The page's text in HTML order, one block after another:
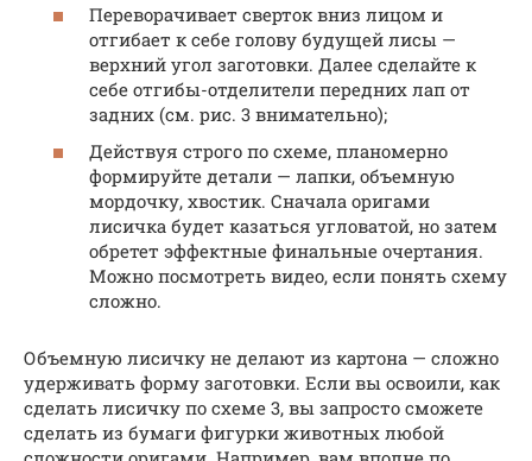
Переворачивает сверток вниз лицом и
отгибает к себе голову будущей лисы —
верхний угол заготовки. Далее сделайте к
себе отгибы-отделители передних лап от
задних (см. рис. 3 внимательно);
Действуя строго по схеме, планомерно
формируйте детали — лапки, объемную
мордочку, хвостик. Сначала оригами
лисичка будет казаться угловатой, но затем
обретет эффектные финальные очертания.
Можно посмотреть видео, если понять схему
сложно.
Объемную лисичку не делают из картона — сложно
удерживать форму заготовки. Если вы освоили, как
сделать лисичку по схеме 3, вы запросто сможете
сделать из бумаги фигурки животных любой